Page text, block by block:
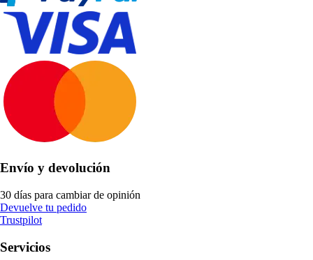
Envío y devolución
30 días para cambiar de opinión
Devuelve tu pedido
Trustpilot
Servicios